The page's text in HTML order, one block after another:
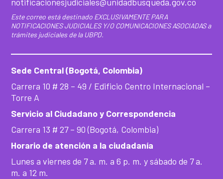
notificacionesjudiciales@unidadbusqueda.gov.co
Este correo está destinado EXCLUSIVAMENTE PARA
NOTIFICACIONES JUDICIALES Y/O COMUNICACIONES ASOCIADAS a
trámites judiciales de la UBPD.
Sede Central (Bogotá, Colombia)
Carrera 10 # 28 – 49 / Edificio Centro Internacional –
Torre A
Servicio al Ciudadano y Correspondencia
Carrera 13 # 27 – 90 (Bogotá, Colombia)
Horario de atención a la ciudadanía
Lunes a viernes de 7 a. m. a 6 p. m. y sábado de 7 a.
m. a 12 m.